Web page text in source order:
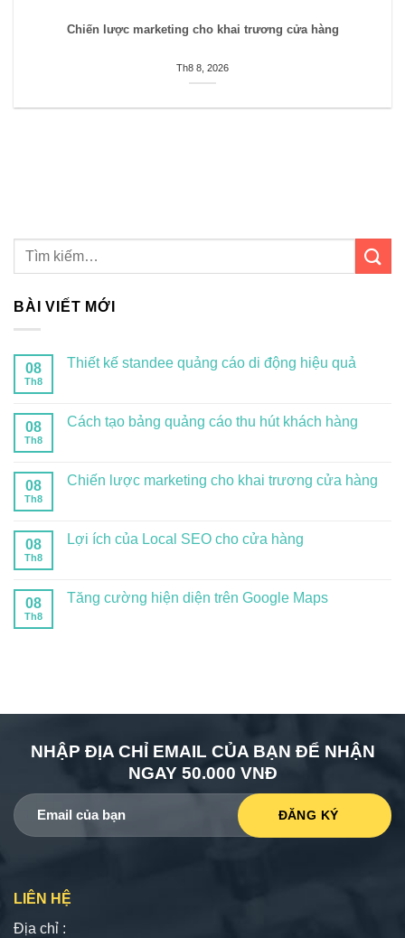
Chiến lược marketing cho khai trương cửa hàng
Th8 8, 2026
BÀI VIẾT MỚI
08
Th8
Thiết kế standee quảng cáo di động hiệu quả
08
Th8
Cách tạo bảng quảng cáo thu hút khách hàng
08
Th8
Chiến lược marketing cho khai trương cửa hàng
08
Th8
Lợi ích của Local SEO cho cửa hàng
08
Th8
Tăng cường hiện diện trên Google Maps
NHẬP ĐỊA CHỈ EMAIL CỦA BẠN ĐỂ NHẬN
NGAY 50.000 VNĐ
LIÊN HỆ
Địa chỉ :